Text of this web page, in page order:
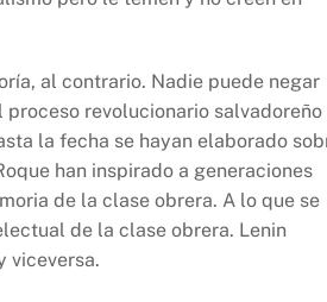
al contrario. Nadie puede negar
revolucionario salvadoreño
la fecha se hayan elaborado
han inspirado a generaciones
de la clase obrera. A lo que se
de la clase obrera. Lenin
viceversa.